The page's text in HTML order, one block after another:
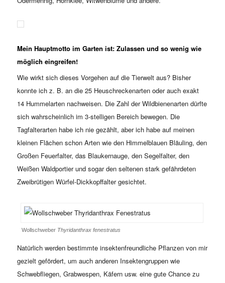
Mein Hauptmotto im Garten ist: Zulassen und so wenig wie
möglich eingreifen!
Wie wirkt sich dieses Vorgehen auf die Tierwelt aus? Bisher
konnte ich z. B. an die 25 Heuschreckenarten oder auch exakt
14 Hummelarten nachweisen. Die Zahl der Wildbienenarten dürfte
sich wahrscheinlich im 3-stelligen Bereich bewegen. Die
Tagfalterarten habe ich nie gezählt, aber ich habe auf meinen
kleinen Flächen schon Arten wie den Himmelblauen Bläuling, den
Großen Feuerfalter, das Blaukernauge, den Segelfalter, den
Weißen Waldportier und sogar den seltenen stark gefährdeten
Zweibrütigen Würfel-Dickkopffalter gesichtet.
Wollschweber Thyridanthrax fenestratus
Natürlich werden bestimmte insektenfreundliche Pflanzen von mir
gezielt gefördert, um auch anderen Insektengruppen wie
Schwebfliegen, Grabwespen, Käfern usw. eine gute Chance zu